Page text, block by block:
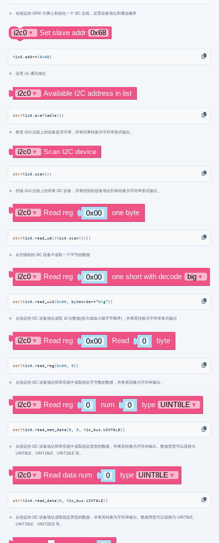
在指定的 GPIO 引脚上初始化一个 I2C 总线，设置设备地址和通信频率
i2c0.addr=(0x68 )
设置 i2c 通讯地址
str(i2c0.available())
检查 i2c0 总线上的设备是否可用，并将结果转换为字符串形式输出。
str(i2c0.scan())
扫描 i2c0 总线上的所有 I2C 设备，并将找到的设备地址列表转换为字符串形式输出。
str(i2c0.read_u8((i2c0.scan())))
从扫描到的 I2C 设备中读取一个字节的数据
str(i2c0.read_u16(0x00 , byteorder="big" ))
从指定的 I2C 设备地址读取 16 位数据(按大端或小端字节顺序)，并将其转换为字符串形式输出
str(i2c0.read_reg(0x00 , 0))
从指定的 I2C 设备地址和寄存器中读取指定字节数的数据，并将其转换为字符串输出。
str(i2c0.read_mem_data(0 , 0 , i2c_bus.UINT8LE))
从指定的 I2C 设备地址和寄存器中读取指定类型的数据，并将其转换为字符串输出。数据类型可以选择为
UINT8LE、UINT16LE、UINT32LE 等。
str(i2c0.read_data(0 , i2c_bus.UINT8LE))
从指定的 I2C 设备地址读取指定类型的数据，并将其转换为字符串输出。数据类型可以选择为 UINT8LE、
UINT16LE、UINT32LE 等。